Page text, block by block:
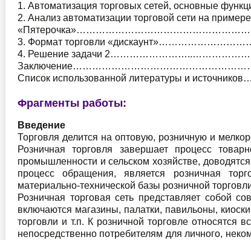
1. Автоматизация торговых сетей, основные
2. Анализ автоматизации торговой сети на
3. Формат торговли
4. Решение задачи
Список использованной литературы и
Фрагменты работы:
Введение
Торговля делится на оптовую, розничную и
Розничная торговля завершает процесс
промышленности и сельском хозяйстве,
процесс обращения, явля­ется розничная
материально-технической базы розничной
Розничная торговая сеть представляет собой
включаются магазины, палатки, павильоны,
торговли и т.п. К розничной торговле относятся
непосредственно потребителям для личного,